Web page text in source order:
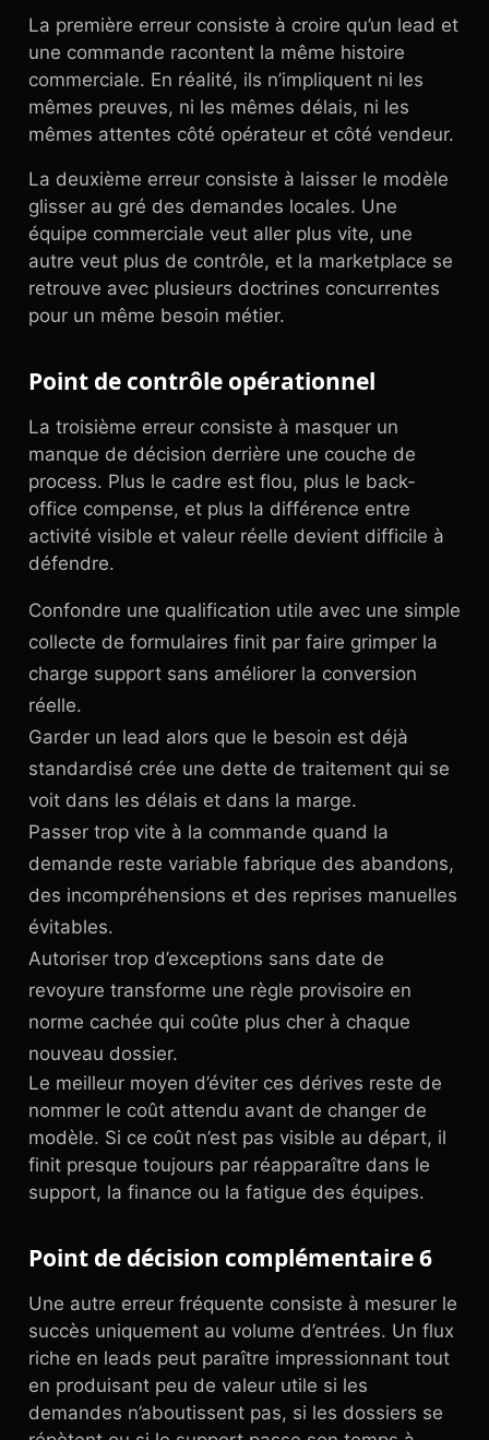
La première erreur consiste à croire qu’un lead et
une commande racontent la même histoire
commerciale. En réalité, ils n’impliquent ni les
mêmes preuves, ni les mêmes délais, ni les
mêmes attentes côté opérateur et côté vendeur.
La deuxième erreur consiste à laisser le modèle
glisser au gré des demandes locales. Une
équipe commerciale veut aller plus vite, une
autre veut plus de contrôle, et la marketplace se
retrouve avec plusieurs doctrines concurrentes
pour un même besoin métier.
Point de contrôle opérationnel
La troisième erreur consiste à masquer un
manque de décision derrière une couche de
process. Plus le cadre est flou, plus le back-
office compense, et plus la différence entre
activité visible et valeur réelle devient difficile à
défendre.
Confondre une qualification utile avec une simple
collecte de formulaires finit par faire grimper la
charge support sans améliorer la conversion
réelle.
Garder un lead alors que le besoin est déjà
standardisé crée une dette de traitement qui se
voit dans les délais et dans la marge.
Passer trop vite à la commande quand la
demande reste variable fabrique des abandons,
des incompréhensions et des reprises manuelles
évitables.
Autoriser trop d’exceptions sans date de
revoyure transforme une règle provisoire en
norme cachée qui coûte plus cher à chaque
nouveau dossier.
Le meilleur moyen d’éviter ces dérives reste de
nommer le coût attendu avant de changer de
modèle. Si ce coût n’est pas visible au départ, il
finit presque toujours par réapparaître dans le
support, la finance ou la fatigue des équipes.
Point de décision complémentaire 6
Une autre erreur fréquente consiste à mesurer le
succès uniquement au volume d’entrées. Un flux
riche en leads peut paraître impressionnant tout
en produisant peu de valeur utile si les
demandes n’aboutissent pas, si les dossiers se